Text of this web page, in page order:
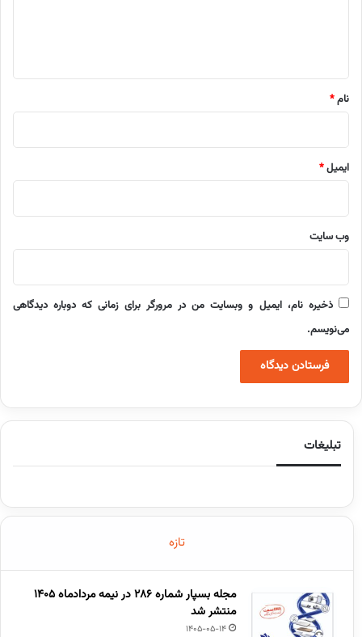
نام*
ایمیل*
وب‌ سایت
ذخیره نام، ایمیل و وبسایت من در مرورگر برای زمانی که دوباره دیدگاهی
می‌نویسم.
تبلیغات
تازه
مجله بسپار شماره 286 در نیمه مردادماه 1405
منتشر شد
1405-05-14